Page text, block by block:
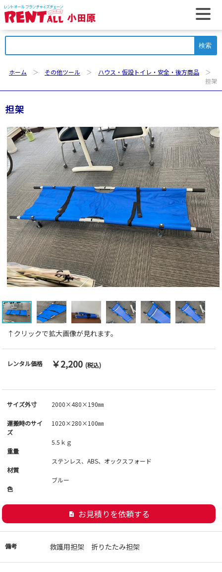
索:
ホーム ＞ その他ツール ＞ ハウス・仮設トイレ・安全・後方商品 ＞
担架
担架
↑クリックで拡大画像が見れます。
レンタル価格 ￥2,200 (税込)
サイズ外寸 2000×480×190㎜
運搬時のサイ
ズ
1020×280×100㎜
重量
5.5ｋｇ
材質
ステンレス、ABS、オックスフォード
色
ブルー
description お見積りを依頼する
備考 救護用担架 折りたたみ担架
t